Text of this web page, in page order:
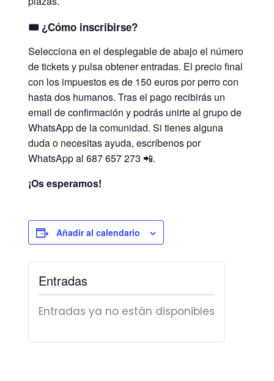
🎟️ ¿Cómo inscribirse?
Selecciona en el desplegable de abajo el número
de tickets y pulsa obtener entradas. El precio final
con los impuestos es de 150 euros por perro con
hasta dos humanos. Tras el pago recibirás un
email de confirmación y podrás unirte al grupo de
WhatsApp de la comunidad. Si tienes alguna
duda o necesitas ayuda, escríbenos por
WhatsApp al 687 657 273 📲.
¡Os esperamos!
Añadir al calendario
Entradas
Entradas ya no están disponibles